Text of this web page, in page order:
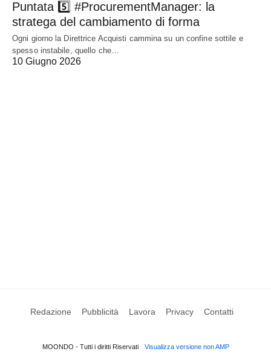
Puntata 5️⃣ #ProcurementManager: la
stratega del cambiamento di forma
Ogni giorno la Direttrice Acquisti cammina su un confine sottile e
spesso instabile, quello che…
10 Giugno 2026
Redazione Pubblicità Lavora Privacy Contatti
MOONDO - Tutti i diritti Riservati Visualizza versione non AMP